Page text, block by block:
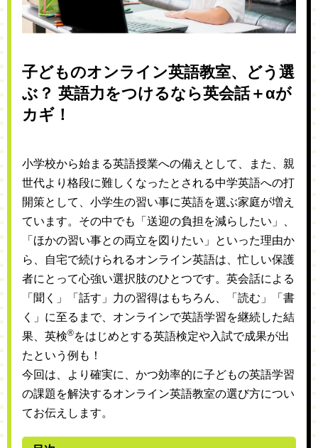
子どものオンライン英語教室、どう選
ぶ？ 英語力をつけるなら英会話＋αが
カギ！
小学校から始まる英語授業への備えとして、また、親
世代より格段に難しくなったとされる中学英語への打
開策として、小学生の習い事に英語を選ぶ家庭が増え
ています。その中でも「送迎の負担を減らしたい」、
「ほかの習い事との両立を図りたい」といった理由か
ら、自宅で続けられるオンライン英語は、忙しい保護
者にとって心強い選択肢のひとつです。英会話による
「聞く」「話す」力の習得はもちろん、「読む」「書
く」に至るまで、オンラインで英語学習を継続した結
果、英検®をはじめとする英語検定や入試で成果が出
たという例も！
今回は、より確実に、かつ効率的に子どもの英語学習
の課題を解決するオンライン英語教室の選び方につい
てお伝えします。